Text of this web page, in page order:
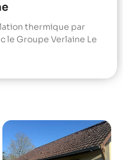
thermique par
le Groupe Verlaine Le